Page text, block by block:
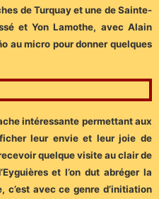
de Turquay et une de Sainte-
et Yon Lamothe, avec Alain
au micro pour donner quelques
intéressante permettant aux
leur envie et leur joie de
quelque visite au clair de
et l’on dut abréger la
c’est avec ce genre d’initiation